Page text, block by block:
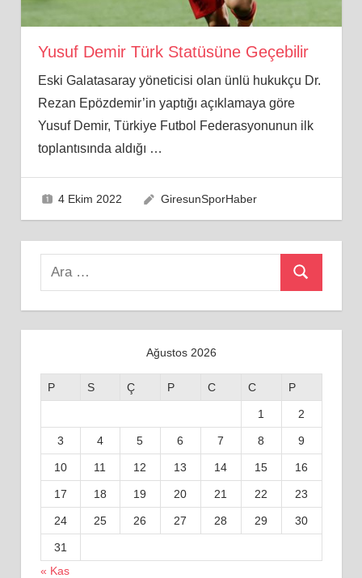
Yusuf Demir Türk Statüsüne Geçebilir
Eski Galatasaray yöneticisi olan ünlü hukukçu Dr.
Rezan Epözdemir’in yaptığı açıklamaya göre
Yusuf Demir, Türkiye Futbol Federasyonunun ilk
toplantısında aldığı …
4 Ekim 2022 GiresunSporHaber
Search
Ara
Ağustos 2026
P S Ç P C C P
1 2
3 4 5 6 7 8 9
10 11 12 13 14 15 16
17 18 19 20 21 22 23
24 25 26 27 28 29 30
31
« Kas